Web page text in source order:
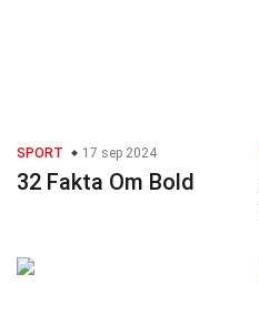
SPORT 17 sep 2024
32 Fakta Om Bold